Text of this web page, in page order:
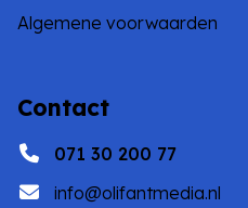
Algemene voorwaarden
Contact
071 30 200 77
info@olifantmedia.nl